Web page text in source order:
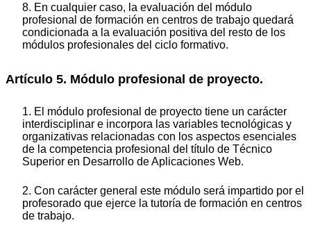
8. En cualquier caso, la evaluación del módulo
profesional de formación en centros de trabajo quedará
condicionada a la evaluación positiva del resto de los
módulos profesionales del ciclo formativo.
Artículo 5. Módulo profesional de proyecto.
1. El módulo profesional de proyecto tiene un carácter
interdisciplinar e incorpora las variables tecnológicas y
organizativas relacionadas con los aspectos esenciales
de la competencia profesional del título de Técnico
Superior en Desarrollo de Aplicaciones Web.
2. Con carácter general este módulo será impartido por el
profesorado que ejerce la tutoría de formación en centros
de trabajo.